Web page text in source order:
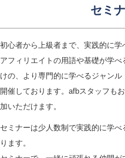
セミ
初心者から上級者まで、実践的に学
アフィリエイトの用語や基礎が学
けの、より専門的に学べるジャン
開催しております。afbスタッフも
加いただけます。
セミナーは少人数制で実践的に学
ります。